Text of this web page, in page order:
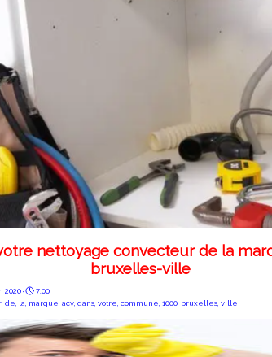
nettoyage convecteur de la
bruxelles-ville
2020 ·
7:00
de la marque acv dans votre commune 1000 bruxelles ville